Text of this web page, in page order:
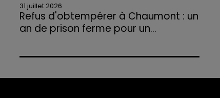
31 juillet 2026
Refus d'obtempérer à Chaumont : un
an de prison ferme pour un...
l'annulation de son permis et la confiscation